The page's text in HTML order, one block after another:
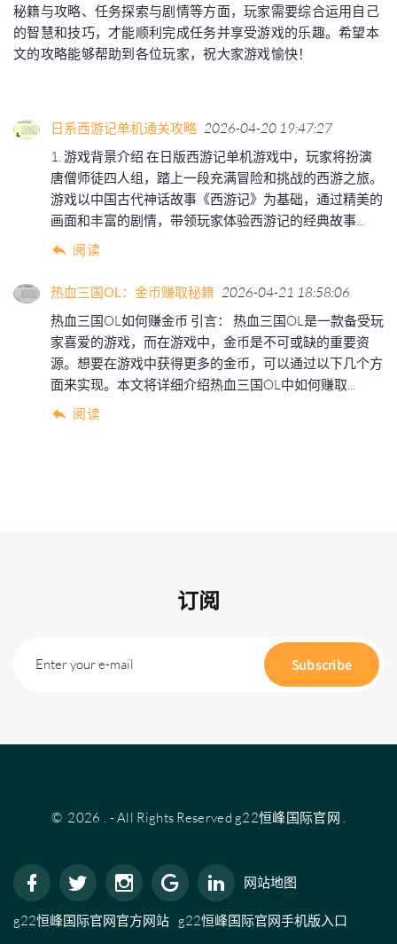
秘籍与攻略、任务探索与剧情等方面，玩家需要综合运用自己
的智慧和技巧，才能顺利完成任务并享受游戏的乐趣。希望本
文的攻略能够帮助到各位玩家，祝大家游戏愉快！
日系西游记单机通关攻略 2026-04-20 19:47:27
1. 游戏背景介绍 在日版西游记单机游戏中，玩家将扮演
唐僧师徒四人组，踏上一段充满冒险和挑战的西游之旅。
游戏以中国古代神话故事《西游记》为基础，通过精美的
画面和丰富的剧情，带领玩家体验西游记的经典故事...
阅读
热血三国OL：金币赚取秘籍 2026-04-21 18:58:06
热血三国OL如何赚金币 引言： 热血三国OL是一款备受玩
家喜爱的游戏，而在游戏中，金币是不可或缺的重要资
源。想要在游戏中获得更多的金币，可以通过以下几个方
面来实现。本文将详细介绍热血三国OL中如何赚取...
阅读
订阅
Enter your e-mail Subscribe
© 2026 . - All Rights Reserved g22恒峰国际官网 .
网站地图
g22恒峰国际官网官方网站 g22恒峰国际官网手机版入口